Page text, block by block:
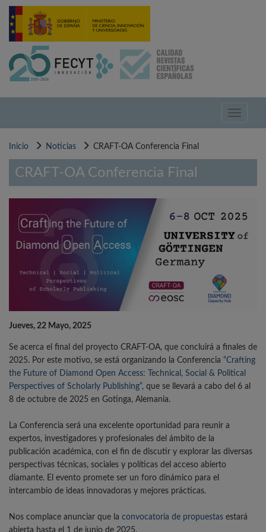
Pasar
contenido
Toggle
Inicio Noticias CRAFT-OA Conferencia Final
CRAFT-OA Conferencia Final
Jueves, 22 Mayo, 2025
Se acerca el final del proyecto CRAFT-OA, que concluirá a finales de
2025. Por este motivo, se está organizando la Conferencia “Crafting
the Future of Diamond Open Access: Technical, Social & Political
Perspectives of Scholarly Publishing”, que se llevará a cabo del 6 al
8 de octubre de 2025 en Gotinga, Alemania.
La Conferencia será una excelente oportunidad para reunir a
expertos, investigadores y profesionales del ámbito de la
publicación académica, con el fin de discutir y explorar las diversas
perspectivas técnicas, sociales y políticas del acceso abierto
diamante. El evento promete ser un foro dinámico para el
intercambio de ideas innovadoras y mejores prácticas.
Nos complace anunciar que la convocatoria de propuestas estará
abierta hasta el 1 de junio de 2025.